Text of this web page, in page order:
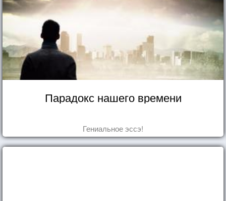
Парадокс нашего времени
Гениальное эссэ!